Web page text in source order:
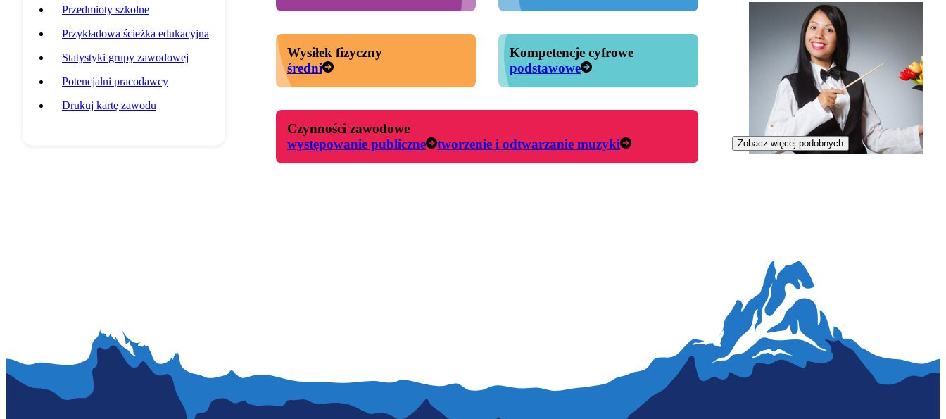
Przedmioty szkolne
Przykładowa ścieżka edukacyjna
Statystyki grupy zawodowej
Potencjalni pracodawcy
Drukuj kartę zawodu
Wysiłek fizyczny
średni
Kompetencje cyfrowe
podstawowe
Czynności zawodowe
występowanie publiczne
tworzenie i odtwarzanie muzyki Zobacz więcej podobnych